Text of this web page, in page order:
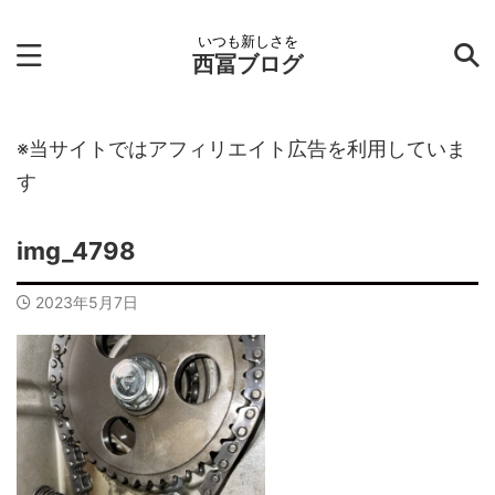
いつも新しさを
西冨ブログ
※当サイトではアフィリエイト広告を利用していま
す
img_4798
2023年5月7日